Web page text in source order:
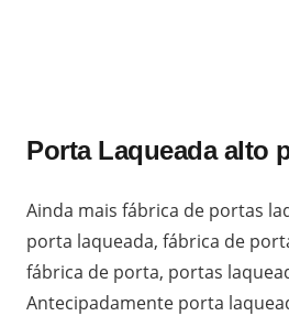
Porta Laqueada alto
Ainda mais fábrica de portas
porta laqueada, fábrica de
fábrica de porta, portas
Antecipadamente porta